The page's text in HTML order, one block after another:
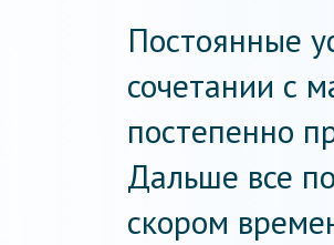
Постоянные
сочетании с
постепенно
Дальше все
скором